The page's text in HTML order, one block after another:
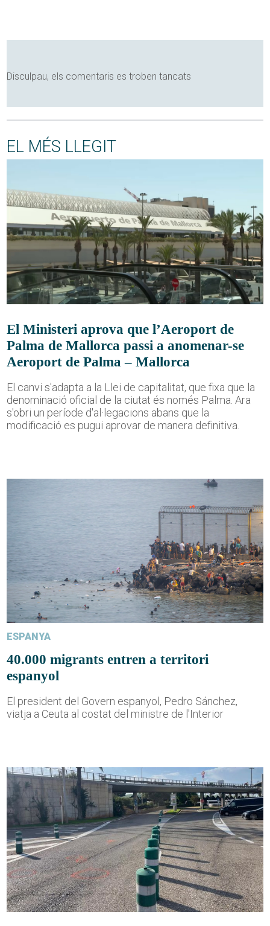
Disculpau, els comentaris es troben tancats
EL MÉS LLEGIT
El Ministeri aprova que l’Aeroport de
Palma de Mallorca passi a anomenar-se
Aeroport de Palma – Mallorca
El canvi s'adapta a la Llei de capitalitat, que fixa que la
denominació oficial de la ciutat és només Palma. Ara
s'obri un període d'al·legacions abans que la
modificació es pugui aprovar de manera definitiva.
ESPANYA
40.000 migrants entren a territori
espanyol
El president del Govern espanyol, Pedro Sánchez,
viatja a Ceuta al costat del ministre de l'Interior